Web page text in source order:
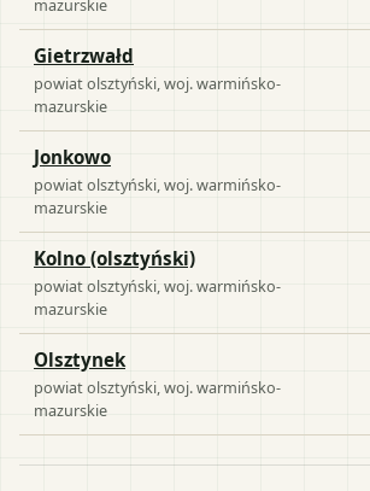
Gietrzwałd
powiatolsztyński , woj.warmińsko-
mazurskie
Jonkowo
powiatolsztyński , woj.warmińsko-
mazurskie
Kolno (olsztyński)
powiatolsztyński , woj.warmińsko-
mazurskie
Olsztynek
powiatolsztyński , woj.warmińsko-
mazurskie